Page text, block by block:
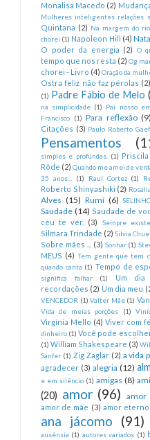
Monalisa Macedo (2)
Mulheres inteligentes relações
Quintana (2)
Na margem do
chorei (1) Napoleon Hill (4)
O poder da energia (2) O
tempo que nos resta (2) Og
chorei - Livro (4) Oração da
Ostra feliz não faz pérolas (2)
(1) Padre Fábio de Melo
na simplicidade (1) Pai nosso
Francisco
(1) Para reflexão (9)
Citações (3) Paulo Roberto
Pensamentos
simples e profundas. (1)
Rôde (2) Quando me amei de
35 anos...
(1) Raul Cortez (1)
Roberto Shinyashiki (2)
Alves (15) Rumi (6)
Saudade (14) Saudade de
céu te ver.
(3) Sempre existe
Silmara Trindade (2) Silvia
Sobre mães ... (3) Sonhar (1)
MEUS (4) Tem gente que tem
quando canta (1) Tempo de
significa falhar
(1)
Um
recordações (2) Um dia meu
VENCEDOR (1) Valter Mãe (1)
Vida de meias porções (1)
Virgínia Mello (4) Viver com fé
dinheiro (1) Você pode
(1) William Shakespeare (3)
Sanfer (1) Zig Zaglar (2) a vida
agradecer (3) alegria (12)
e em silêncio (1) amigas (8)
(20) amor (96) amor
amor de mãe (3) amor eterno
ana jácomo (91)
ausênsia (1) autores variados (1)